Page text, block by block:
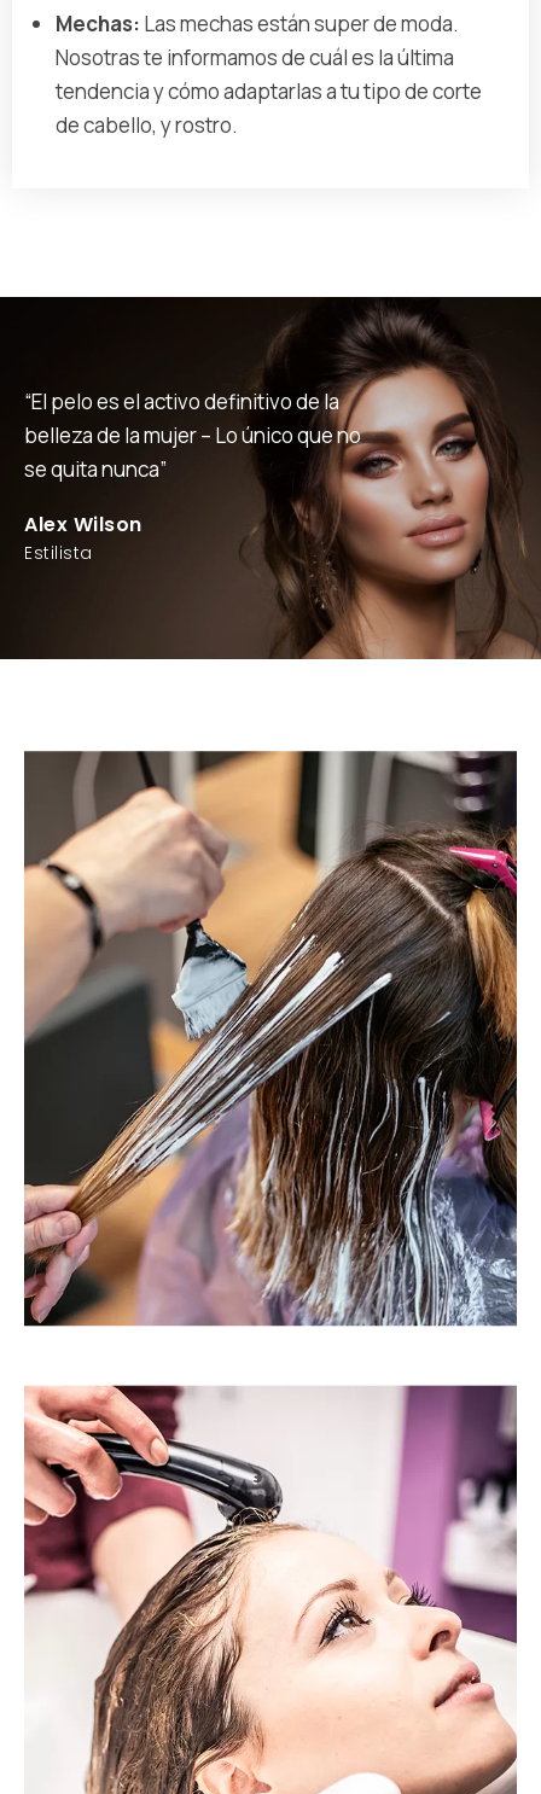
Mechas: Las mechas están super de moda.
Nosotras te informamos de cuál es la última
tendencia y cómo adaptarlas a tu tipo de corte
de cabello, y rostro.
“El pelo es el activo definitivo de la
belleza de la mujer – Lo único que no
se quita nunca”
Alex Wilson
Estilista